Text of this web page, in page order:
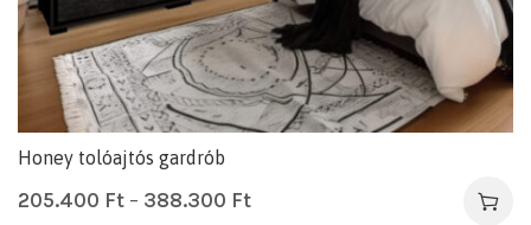
Honey tolóajtós gardrób
205.400 Ft – 388.300 Ft